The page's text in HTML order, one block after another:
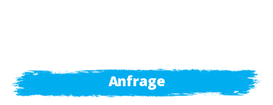
Anfrage